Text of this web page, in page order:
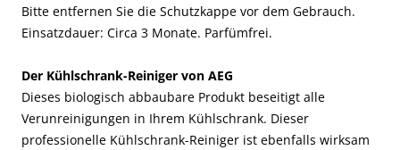
Bitte entfernen Sie die Schutzkappe vor dem Gebrauch.
Einsatzdauer: Circa 3 Monate. Parfümfrei.
Der Kühlschrank-Reiniger von AEG
Dieses biologisch abbaubare Produkt beseitigt alle
Verunreinigungen in Ihrem Kühlschrank. Dieser
professionelle Kühlschrank-Reiniger ist ebenfalls wirksam